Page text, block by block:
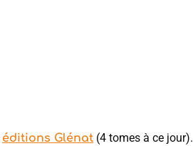
éditions Glénat (4 tomes à ce jour).